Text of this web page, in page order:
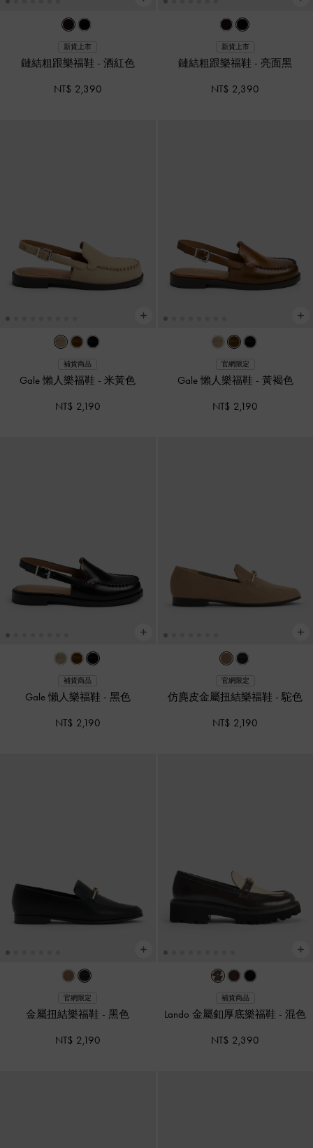
新貨上市
鏈結粗跟樂福鞋 - 酒紅色
NT$ 2,390
新貨上市
鏈結粗跟樂福鞋 - 亮面黑
NT$ 2,390
補貨商品
Gale 懶人樂福鞋 -米黃色
NT$ 2,190
官網限定
Gale 懶人樂福鞋 - 黃褐色
NT$ 2,190
補貨商品
Gale 懶人樂福鞋 - 黑色
NT$ 2,190
官網限定
仿麂皮金屬扭結樂福鞋 -駝色
NT$ 2,190
官網限定
金屬扭結樂福鞋 -黑色
NT$ 2,190
補貨商品
Lando 金屬釦厚底樂福鞋 - 混色
NT$ 2,390